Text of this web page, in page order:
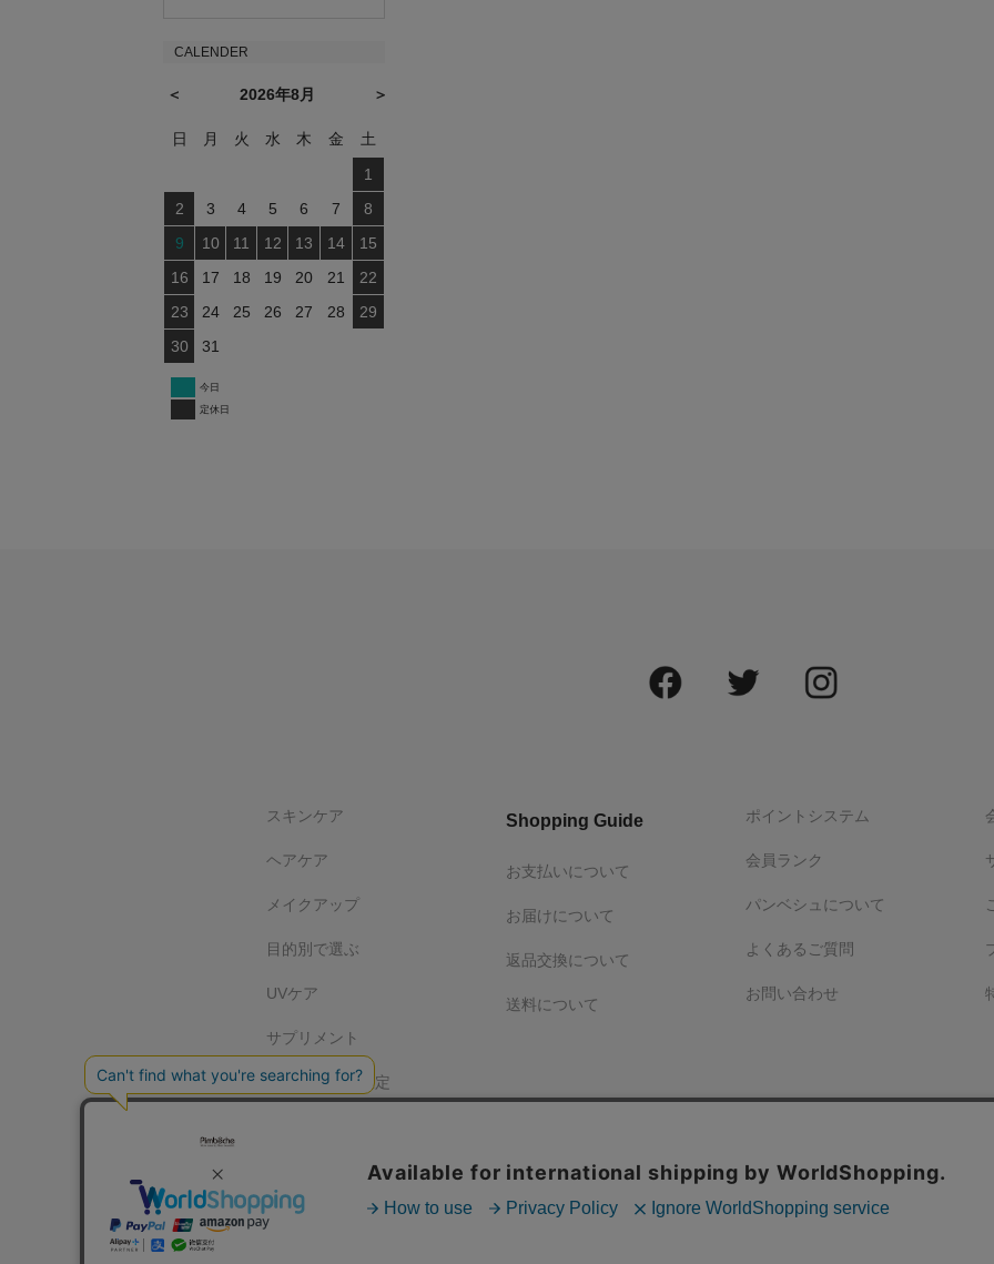
CALENDER
＜ 2026年8月 ＞
日 月 火 水 木 金
土
1
2
3 4 5 6 7
8
9
10 11 12 13 14
15
16
17 18 19 20 21
22
23
24 25 26 27 28
29
30
31
今日
定休日
スキンケア
ヘアケア
メイクアップ
目的別で選ぶ
UVケア
サプリメント
お試し・初回限定
Shopping Guide
お支払いについて
お届けについて
返品交換について
送料について
ポイントシステム
会員ランク
パンベシュについて
よくあるご質問
お問い合わせ